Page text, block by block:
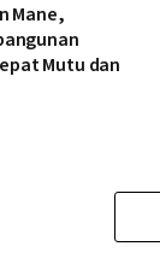
Mane,
Mutu dan